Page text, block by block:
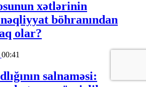
xətlərinin
böhranından
olar?
00:41
salnaməsi: